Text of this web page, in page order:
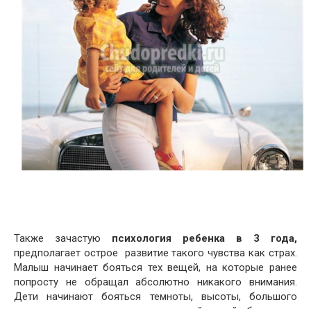
Также зачастую психология ребенка в 3 года,
предполагает острое развитие такого чувства как страх.
Малыш начинает бояться тех вещей, на которые ранее
попросту не обращал абсолютно никакого внимания.
Дети начинают бояться темноты, высоты, большого